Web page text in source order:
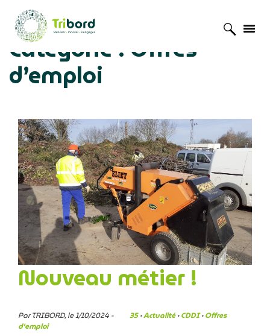
Accueil»
Catégorie : Offres
d’emploi
Nouveau métier !
Par TRIBORD, le 1/10/2024 - 35·Actualité·CDDI·Offres
d'emploi